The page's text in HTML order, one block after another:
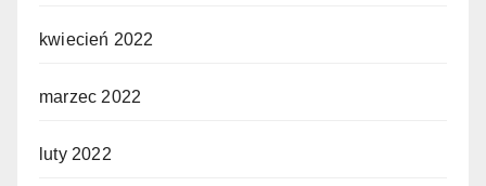
kwiecień 2022
marzec 2022
luty 2022